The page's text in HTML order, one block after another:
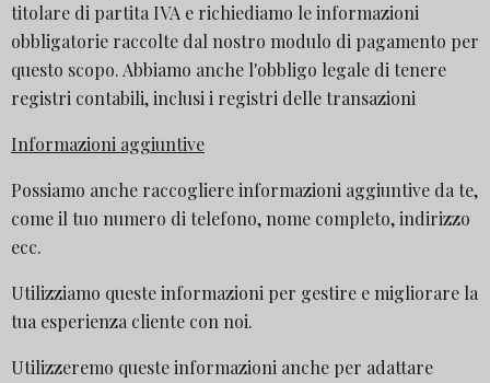
titolare di partita IVA e richiediamo le informazioni
obbligatorie raccolte dal nostro modulo di pagamento per
questo scopo. Abbiamo anche l'obbligo legale di tenere
registri contabili, inclusi i registri delle transazioni
Informazioni aggiuntive
Possiamo anche raccogliere informazioni aggiuntive da te,
come il tuo numero di telefono, nome completo, indirizzo
ecc.
Utilizziamo queste informazioni per gestire e migliorare la
tua esperienza cliente con noi.
Utilizzeremo queste informazioni anche per adattare